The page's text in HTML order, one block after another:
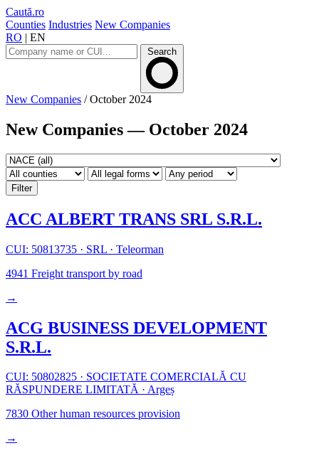
Caută.ro
Counties Industries New Companies
RO | EN
Search
New Companies / October 2024
New Companies — October 2024
Filter
ACC ALBERT TRANS SRL S.R.L.
CUI: 50813735 · SRL · Teleorman
4941 Freight transport by road
→
ACG BUSINESS DEVELOPMENT
S.R.L.
CUI: 50802825 · SOCIETATE COMERCIALĂ CU
RĂSPUNDERE LIMITATĂ · Argeș
7830 Other human resources provision
→